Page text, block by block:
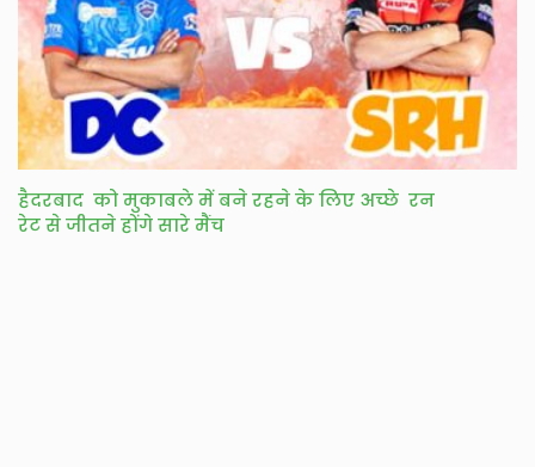
हैदरबाद को मुकाबले में बने रहने के लिए अच्छे रन
रेट से जीतने होंगे सारे मैंच